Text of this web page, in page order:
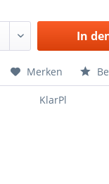
In
Merken
KlarPl